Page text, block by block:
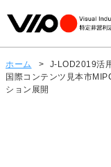
ホーム > J-LOD2019活
国際コンテンツ見本市
ション展開